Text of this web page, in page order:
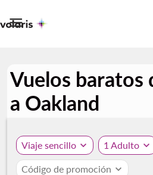

Vuelos baratos
a Oakland
Viaje sencillo expand_more 1 Adulto expand_more
Código de promoción expand_more